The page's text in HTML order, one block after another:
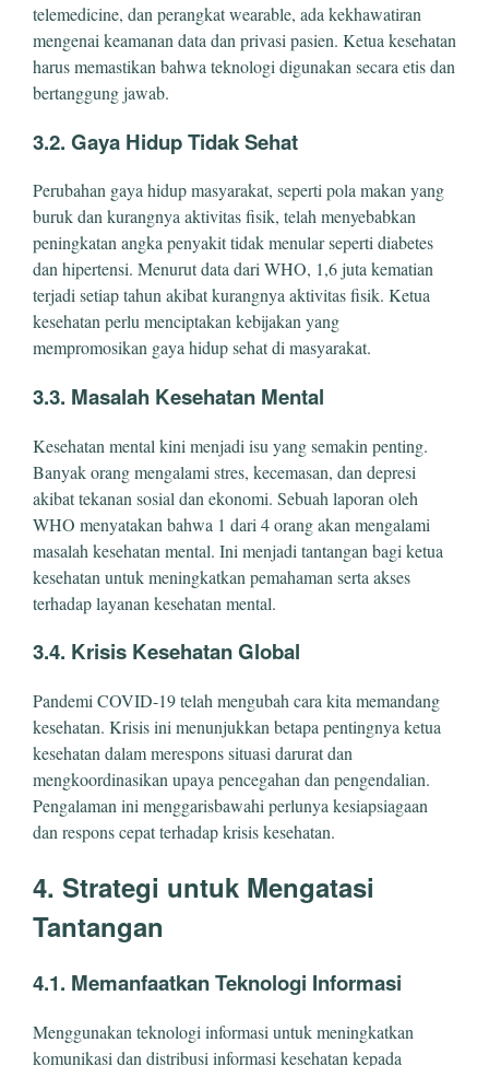
telemedicine, dan perangkat wearable, ada kekhawatiran
mengenai keamanan data dan privasi pasien. Ketua kesehatan
harus memastikan bahwa teknologi digunakan secara etis dan
bertanggung jawab.
3.2. Gaya Hidup Tidak Sehat
Perubahan gaya hidup masyarakat, seperti pola makan yang
buruk dan kurangnya aktivitas fisik, telah menyebabkan
peningkatan angka penyakit tidak menular seperti diabetes
dan hipertensi. Menurut data dari WHO, 1,6 juta kematian
terjadi setiap tahun akibat kurangnya aktivitas fisik. Ketua
kesehatan perlu menciptakan kebijakan yang
mempromosikan gaya hidup sehat di masyarakat.
3.3. Masalah Kesehatan Mental
Kesehatan mental kini menjadi isu yang semakin penting.
Banyak orang mengalami stres, kecemasan, dan depresi
akibat tekanan sosial dan ekonomi. Sebuah laporan oleh
WHO menyatakan bahwa 1 dari 4 orang akan mengalami
masalah kesehatan mental. Ini menjadi tantangan bagi ketua
kesehatan untuk meningkatkan pemahaman serta akses
terhadap layanan kesehatan mental.
3.4. Krisis Kesehatan Global
Pandemi COVID-19 telah mengubah cara kita memandang
kesehatan. Krisis ini menunjukkan betapa pentingnya ketua
kesehatan dalam merespons situasi darurat dan
mengkoordinasikan upaya pencegahan dan pengendalian.
Pengalaman ini menggarisbawahi perlunya kesiapsiagaan
dan respons cepat terhadap krisis kesehatan.
4. Strategi untuk Mengatasi
Tantangan
4.1. Memanfaatkan Teknologi Informasi
Menggunakan teknologi informasi untuk meningkatkan
komunikasi dan distribusi informasi kesehatan kepada